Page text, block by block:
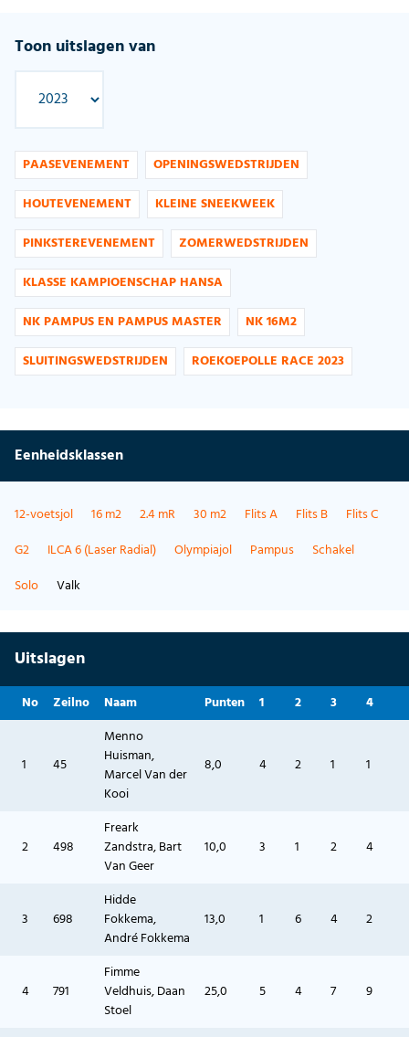
Toon uitslagen van
PAASEVENEMENT
OPENINGSWEDSTRIJDEN
HOUTEVENEMENT
KLEINE SNEEKWEEK
PINKSTEREVENEMENT
ZOMERWEDSTRIJDEN
KLASSE KAMPIOENSCHAP HANSA
NK PAMPUS EN PAMPUS MASTER
NK 16M2
SLUITINGSWEDSTRIJDEN
ROEKOEPOLLE RACE 2023
Eenheidsklassen
12-voetsjol 16 m2 2.4 mR 30 m2 Flits A Flits B
Flits C
G2
ILCA 6 (Laser Radial) Olympiajol Pampus
Schakel
Solo
Valk
Uitslagen
No Zeilno Naam Punten 1 2 3 4
1 45
Menno
Huisman,
Marcel Van der
Kooi
8,0 4 2 1 1
2 498
Freark
Zandstra, Bart
Van Geer
10,0 3 1 2 4
3 698
Hidde
Fokkema,
André Fokkema
13,0 1 6 4 2
4 791
Fimme
Veldhuis, Daan
Stoel
25,0 5 4 7 9